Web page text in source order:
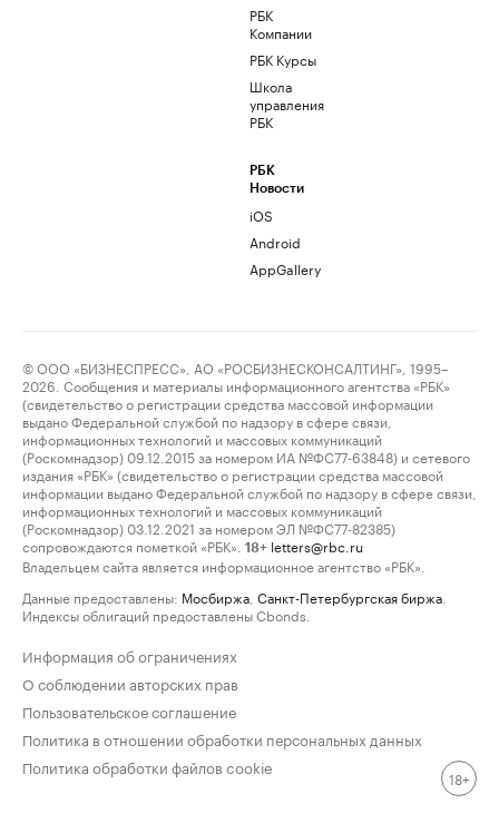
РБК
Компании
РБК Курсы
Школа
управления
РБК
РБК
Новости
iOS
Android
AppGallery
© ООО «БИЗНЕСПРЕСС», АО «РОСБИЗНЕСКОНСАЛТИНГ», 1995–
2026. Сообщения и материалы информационного агентства «РБК»
(свидетельство о регистрации средства массовой информации
выдано Федеральной службой по надзору в сфере связи,
информационных технологий и массовых коммуникаций
(Роскомнадзор) 09.12.2015 за номером ИА №ФС77-63848) и сетевого
издания «РБК» (свидетельство о регистрации средства массовой
информации выдано Федеральной службой по надзору в сфере связи,
информационных технологий и массовых коммуникаций
(Роскомнадзор) 03.12.2021 за номером ЭЛ №ФС77-82385)
сопровождаются пометкой «РБК».
18+ letters@rbc.ru
Владельцем сайта является информационное агентство «РБК».
Данные предоставлены: Мосбиржа Санкт-Петербургская биржа
Индексы облигаций предоставлены Cbonds.
Информация об ограничениях
О соблюдении авторских прав
Пользовательское соглашение
Политика в отношении обработки персональных данных
Политика обработки файлов cookie
18+